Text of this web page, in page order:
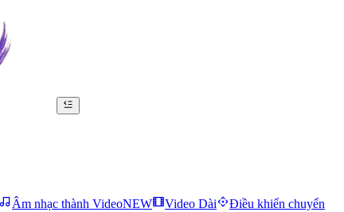
Âm nhạc thành VideoNEW Video Dài
Điều khiển chuyển